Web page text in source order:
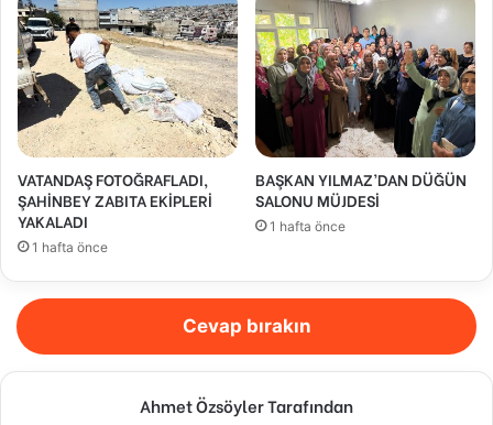
VATANDAŞ FOTOĞRAFLADI,
ŞAHİNBEY ZABITA EKİPLERİ
YAKALADI
1 hafta önce
BAŞKAN YILMAZ’DAN DÜĞÜN
SALONU MÜJDESİ
1 hafta önce
Cevap bırakın
Ahmet Özsöyler Tarafından